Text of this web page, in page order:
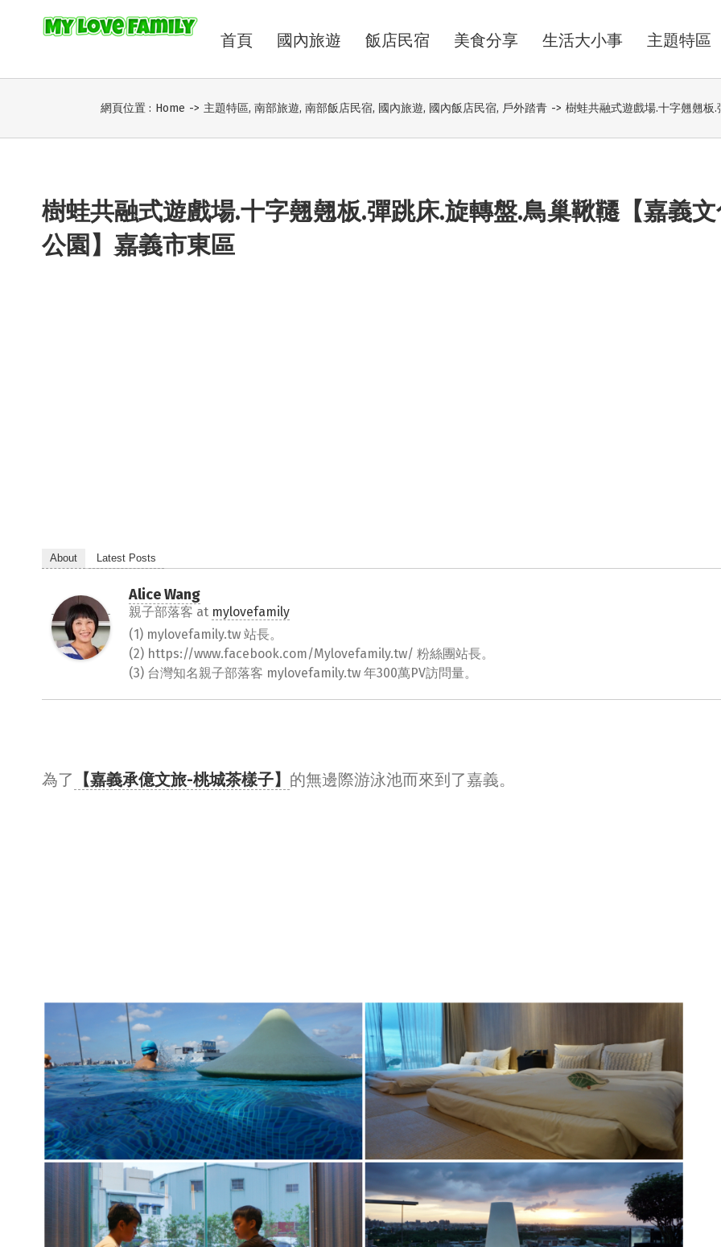
首頁 國內旅遊 飯店民宿 美食分享 生活大小事 主題特區
網頁位置 : Home -> 主題特區, 南部旅遊, 南部飯店民宿, 國內旅遊, 國內飯店民宿, 戶外踏青 -> 樹蛙共融式遊戲場.十字翹翹板
樹蛙共融式遊戲場.十字翹翹板.彈跳床.旋轉盤.鳥巢鞦韆【嘉義
公園】嘉義市東區
About Latest Posts
Alice Wang
親子部落客 at mylovefamily
(1) mylovefamily.tw 站長。
(2) https://www.facebook.com/Mylovefamily.tw/ 粉絲團站長。
(3) 台灣知名親子部落客 mylovefamily.tw 年300萬PV訪問量。
為了 【嘉義承億文旅-桃城茶樣子】 的無邊際游泳池而來到了嘉義。